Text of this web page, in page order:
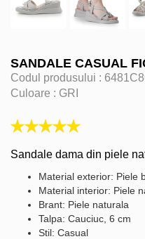
SANDALE CASUAL
Codul produsului :
Culoare : GRI
Sandale dama din piele
Material exterior: Piele
Material interior: Piele
Brant: Piele naturala
Talpa: Cauciuc, 6 cm
Stil: Casual